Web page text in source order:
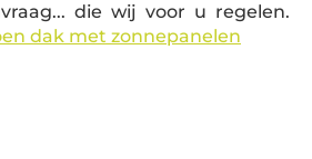
die wij voor u regelen.
dak met zonnepanelen